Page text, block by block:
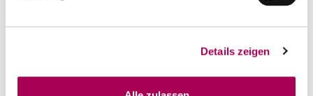
Details zeigen